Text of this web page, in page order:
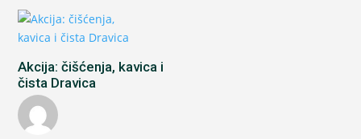
Akcija: čišćenja, kavica i
čista Dravica